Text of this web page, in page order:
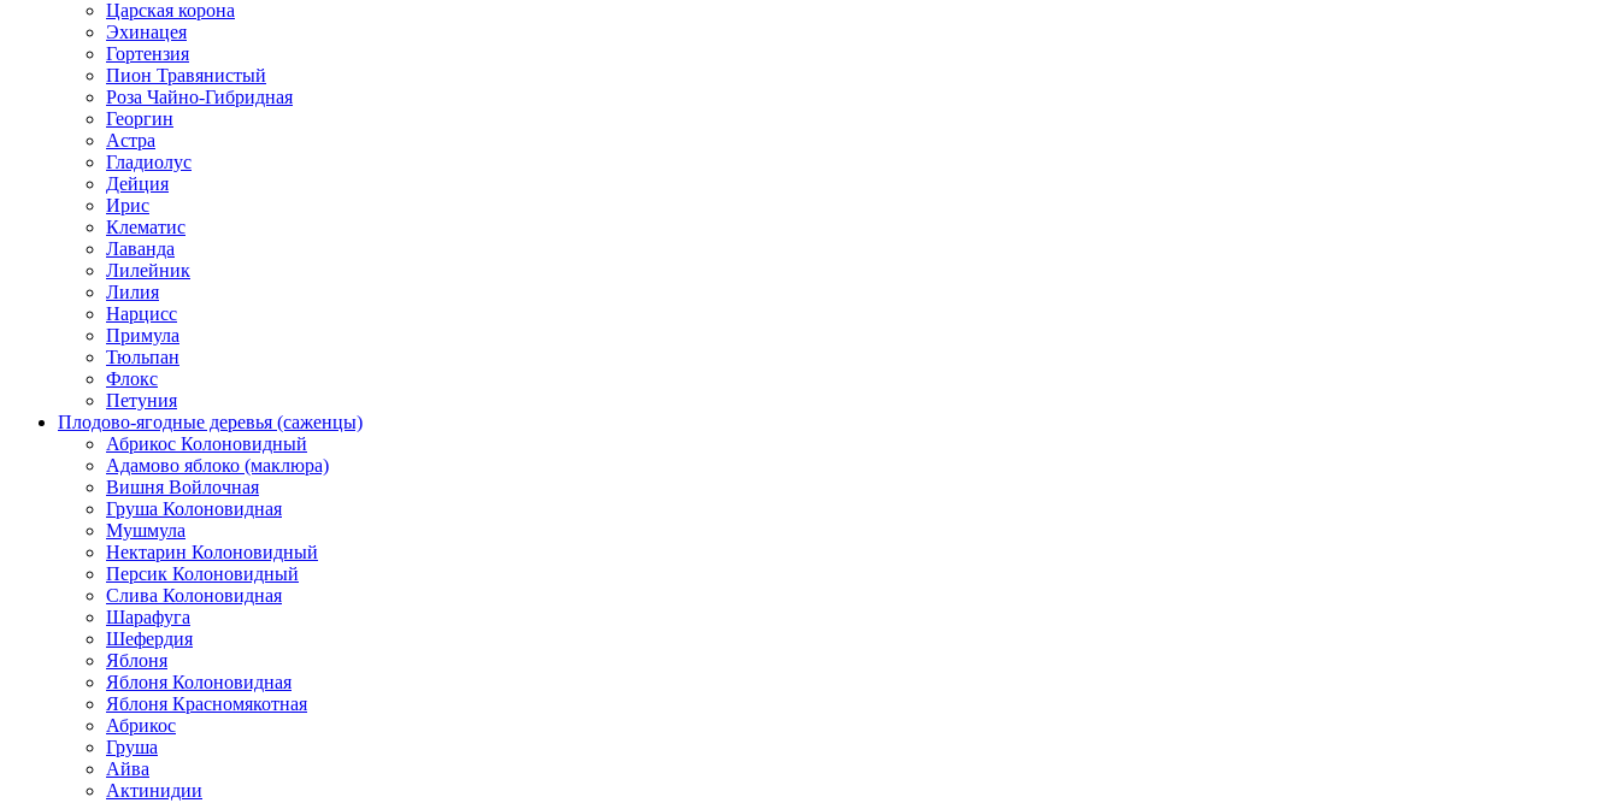
Царская корона
Эхинацея
Гортензия
Пион Травянистый
Роза Чайно-Гибридная
Георгин
Астра
Гладиолус
Дейция
Ирис
Клематис
Лаванда
Лилейник
Лилия
Нарцисс
Примула
Тюльпан
Флокс
Петуния
Плодово-ягодные деревья (саженцы)
Абрикос Колоновидный
Адамово яблоко (маклюра)
Вишня Войлочная
Груша Колоновидная
Мушмула
Нектарин Колоновидный
Персик Колоновидный
Слива Колоновидная
Шарафуга
Шефердия
Яблоня
Яблоня Колоновидная
Яблоня Красномякотная
Абрикос
Груша
Айва
Актинидии